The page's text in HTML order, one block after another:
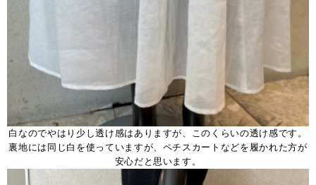
白なのでやはり少し透け感はありますが、このくらいの透け感です。
裏地には同じ白を使っていますが、ペチスカートなどを履かれた方が
安心だと思います。